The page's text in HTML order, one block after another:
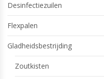
Desinfectiezuilen
Flexpalen
Gladheidsbestrijding
Zoutkisten